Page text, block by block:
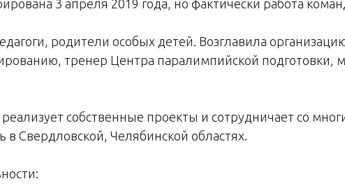
3 апреля 2019 года, но фактически работа
родители особых детей. Возглавила
тренер Центра паралимпийской подготовки,
собственные проекты и сотрудничает со
Свердловской, Челябинской областях.